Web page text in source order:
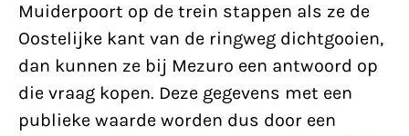
Muiderpoort op de trein stappen als ze de
Oostelijke kant van de ringweg dichtgooien,
dan kunnen ze bij Mezuro een antwoord op
die vraag kopen. Deze gegevens met een
publieke waarde worden dus door een